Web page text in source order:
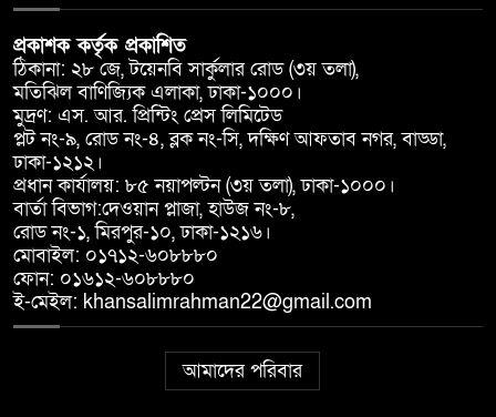
প্রকাশক কর্তৃক প্রকাশিত
ঠিকানা: ২৮ জে, টয়েনবি সার্কুলার রোড (৩য় তলা),
মতিঝিল বাণিজ্যিক এলাকা, ঢাকা-১০০০।
মুদ্রণ: এস. আর. প্রিন্টিং প্রেস লিমিটেড
প্লট নং-৯, রোড নং-৪, ব্লক নং-সি, দক্ষিণ আফতাব নগর, বাড্ডা,
ঢাকা-১২১২।
প্রধান কার্যালয়: ৮৫ নয়াপল্টন (৩য় তলা), ঢাকা-১০০০।
বার্তা বিভাগ:দেওয়ান প্লাজা, হাউজ নং-৮,
রোড নং-১, মিরপুর-১০, ঢাকা-১২১৬।
মোবাইল: ০১৭১২-৬০৮৮৮০
ফোন: ০১৬১২-৬০৮৮৮০
ই-মেইল: khansalimrahman22@gmail.com
আমাদের পরিবার